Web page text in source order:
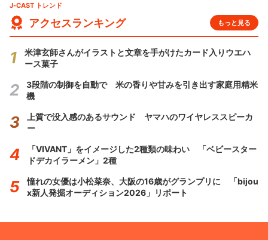
J-CAST トレンド
アクセスランキング もっと見る
米津玄師さんがイラストと文章を手がけたカード入りウエハ
ース菓子
3段階の制御を自動で 米の香りや甘みを引き出す家庭用精米
機
上質で没入感のあるサウンド ヤマハのワイヤレススピーカ
ー
「VIVANT」をイメージした2種類の味わい 「ベビースター
ドデカイラーメン」2種
憧れの女優は小松菜奈、大阪の16歳がグランプリに 「bijou
x新人発掘オーディション2026」リポート